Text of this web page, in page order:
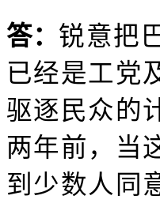
答： 锐意把
已经是工党
驱逐民众的
两年前，当
到少数人同